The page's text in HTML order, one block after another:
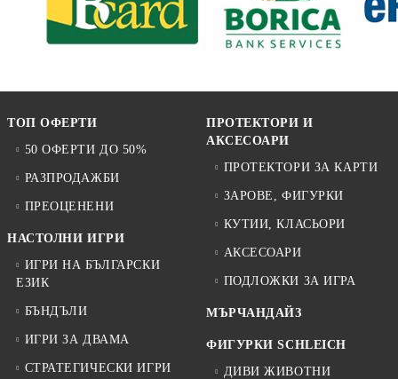
ТОП ОФЕРТИ
50 ОФЕРТИ ДО 50%
РАЗПРОДАЖБИ
ПРЕОЦЕНЕНИ
НАСТОЛНИ ИГРИ
ИГРИ НА БЪЛГАРСКИ
ЕЗИК
БЪНДЪЛИ
ИГРИ ЗА ДВАМА
СТРАТЕГИЧЕСКИ ИГРИ
ПРОТЕКТОРИ И
АКСЕСОАРИ
ПРОТЕКТОРИ ЗА КАРТИ
ЗАРОВЕ, ФИГУРКИ
КУТИИ, КЛАСЬОРИ
АКСЕСОАРИ
ПОДЛОЖКИ ЗА ИГРА
МЪРЧАНДАЙЗ
ФИГУРКИ SCHLEICH
ДИВИ ЖИВОТНИ